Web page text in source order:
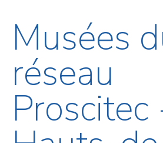
Musées
réseau
Proscitec